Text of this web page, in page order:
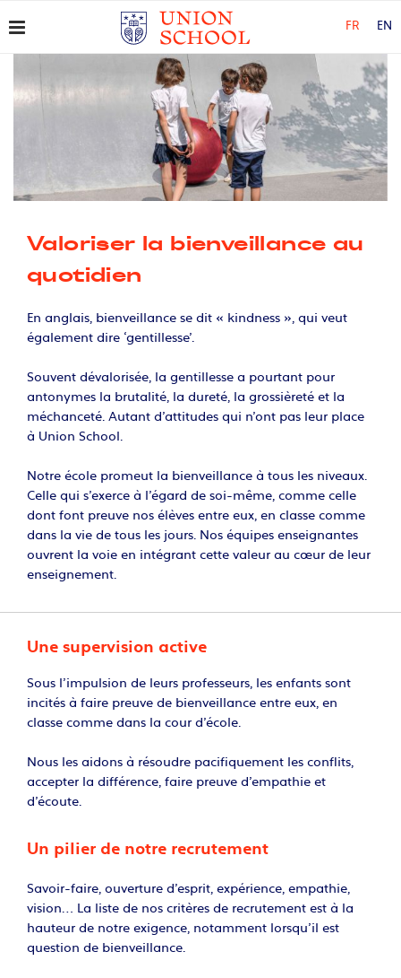
FR EN
Valoriser la bienveillance au
quotidien
En anglais, bienveillance se dit « kindness », qui veut
également dire ‘gentillesse’.
Souvent dévalorisée, la gentillesse a pourtant pour
antonymes la brutalité, la dureté, la grossièreté et la
méchanceté. Autant d’attitudes qui n’ont pas leur place
à Union School.
Notre école promeut la bienveillance à tous les niveaux.
Celle qui s’exerce à l’égard de soi-même, comme celle
dont font preuve nos élèves entre eux, en classe comme
dans la vie de tous les jours. Nos équipes enseignantes
ouvrent la voie en intégrant cette valeur au cœur de leur
enseignement.
Une supervision active
Sous l’impulsion de leurs professeurs, les enfants sont
incités à faire preuve de bienveillance entre eux, en
classe comme dans la cour d’école.
Nous les aidons à résoudre pacifiquement les conflits,
accepter la différence, faire preuve d’empathie et
d’écoute.
Un pilier de notre recrutement
Savoir-faire, ouverture d’esprit, expérience, empathie,
vision… La liste de nos critères de recrutement est à la
hauteur de notre exigence, notamment lorsqu’il est
question de bienveillance.